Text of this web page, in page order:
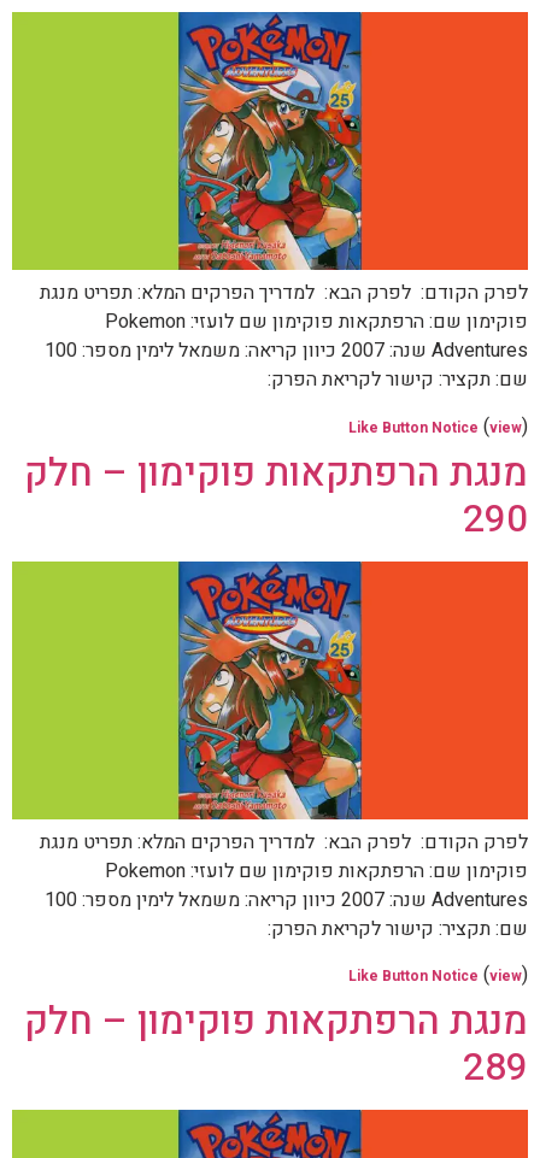
לפרק הקודם: לפרק הבא: למדריך הפרקים המלא: תפריט מנגת
פוקימון שם: הרפתקאות פוקימון שם לועזי: Pokemon
Adventures שנה: 2007 כיוון קריאה: משמאל לימין מספר: 100
שם: תקציר: קישור לקריאת הפרק:
Like Button Notice (view)
מנגת הרפתקאות פוקימון – חלק
290
לפרק הקודם: לפרק הבא: למדריך הפרקים המלא: תפריט מנגת
פוקימון שם: הרפתקאות פוקימון שם לועזי: Pokemon
Adventures שנה: 2007 כיוון קריאה: משמאל לימין מספר: 100
שם: תקציר: קישור לקריאת הפרק:
Like Button Notice (view)
מנגת הרפתקאות פוקימון – חלק
289